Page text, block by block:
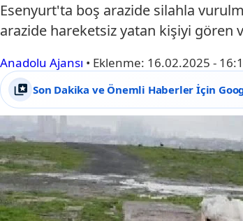
Esenyurt'ta boş arazide silahla
arazide hareketsiz yatan kişiyi gören
Anadolu Ajansı • Eklenme: 16.02.2025 -
Son Dakika ve Önemli Haberler İçin